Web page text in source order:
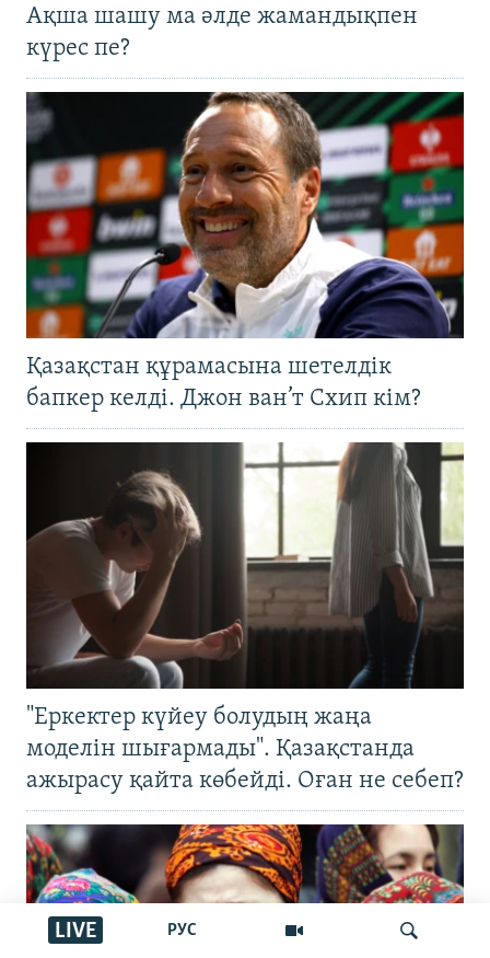
РУС
LIVE
Ақша шашу ма әлде жамандықпен
күрес пе?
Қазақстан құрамасына шетелдік
бапкер келді. Джон ван’т Схип кім?
"Еркектер күйеу болудың жаңа
моделін шығармады". Қазақстанда
ажырасу қайта көбейді. Оған не себеп?